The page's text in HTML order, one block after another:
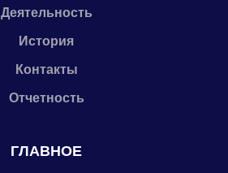
Деятельность
История
Контакты
Отчетность
ГЛАВНОЕ